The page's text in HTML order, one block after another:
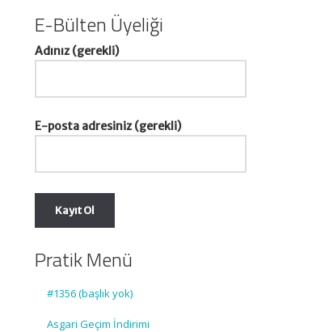
E-Bülten Üyeliği
Adınız (gerekli)
E-posta adresiniz (gerekli)
Pratik Menü
#1356 (başlık yok)
Asgari Geçim İndirimi